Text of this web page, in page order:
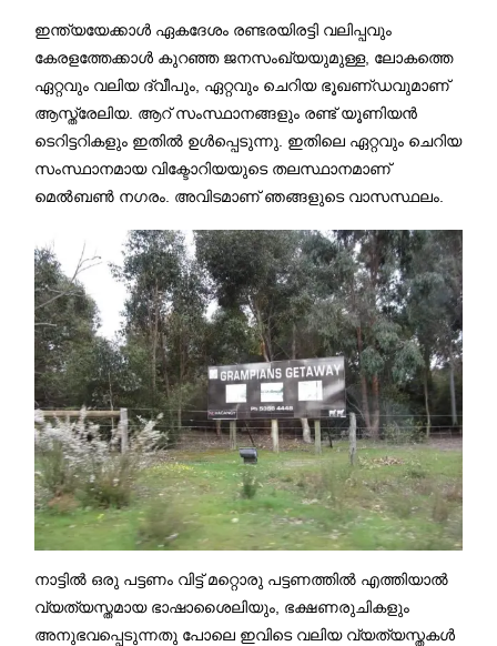
ഇന്ത്യയേക്കാൾ ഏകദേശം രണ്ടരയിരട്ടി വലിപ്പവും
കേരളത്തേക്കാൾ കുറഞ്ഞ ജനസംഖ്യയുമുള്ള, ലോകത്തെ
ഏറ്റവും വലിയ ദ്വീപും, ഏറ്റവും ചെറിയ ഭൂഖണ്‌ഡവുമാണ്
ആസ്ത്രേലിയ. ആറ് സംസ്ഥാനങ്ങളും രണ്ട് യൂണിയൻ
ടെറിട്ടറികളും ഇതിൽ ഉൾപ്പെടുന്നു. ഇതിലെ ഏറ്റവും ചെറിയ
സംസ്ഥാനമായ വിക്ടോറിയയുടെ തലസ്ഥാനമാണ്
മെൽബൺ നഗരം. അവിടമാണ് ഞങ്ങളുടെ വാസസ്ഥലം.
നാട്ടിൽ ഒരു പട്ടണം വിട്ട് മറ്റൊരു പട്ടണത്തിൽ എത്തിയാൽ
വ്യത്യസ്തമായ ഭാഷാശൈലിയും, ഭക്ഷണരുചികളും
അനുഭവപ്പെടുന്നതു പോലെ ഇവിടെ വലിയ വ്യത്യസ്തകൾ